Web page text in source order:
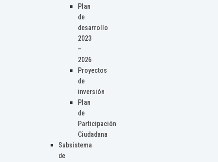
Plan
de
desarrollo
2023
–
2026
Proyectos
de
inversión
Plan
de
Participación
Ciudadana
Subsistema
de